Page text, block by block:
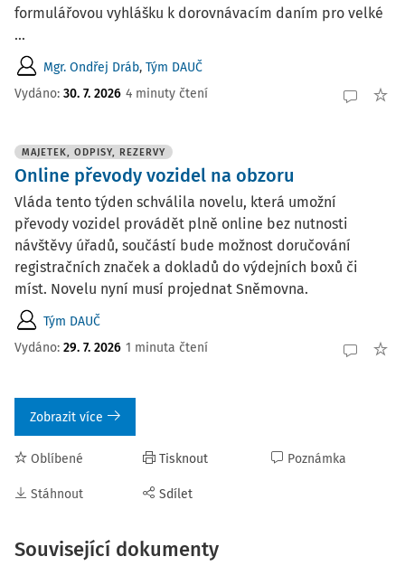
formulářovou vyhlášku k dorovnávacím daním pro velké
...
Mgr. Ondřej Dráb, Tým DAUČ
Vydáno: 30. 7. 2026 4 minuty čtení
MAJETEK, ODPISY, REZERVY
Online převody vozidel na obzoru
Vláda tento týden schválila novelu, která umožní
převody vozidel provádět plně online bez nutnosti
návštěvy úřadů, součástí bude možnost doručování
registračních značek a dokladů do výdejních boxů či
míst. Novelu nyní musí projednat Sněmovna.
Tým DAUČ
Vydáno: 29. 7. 2026 1 minuta čtení
Zobrazit více
Oblíbené
Stáhnout
Tisknout
Sdílet
Poznámka
Související dokumenty